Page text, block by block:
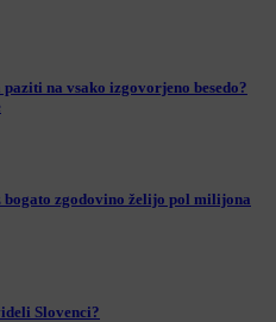
na vsako izgovorjeno besedo?
zgodovino želijo pol milijona
Slovenci?